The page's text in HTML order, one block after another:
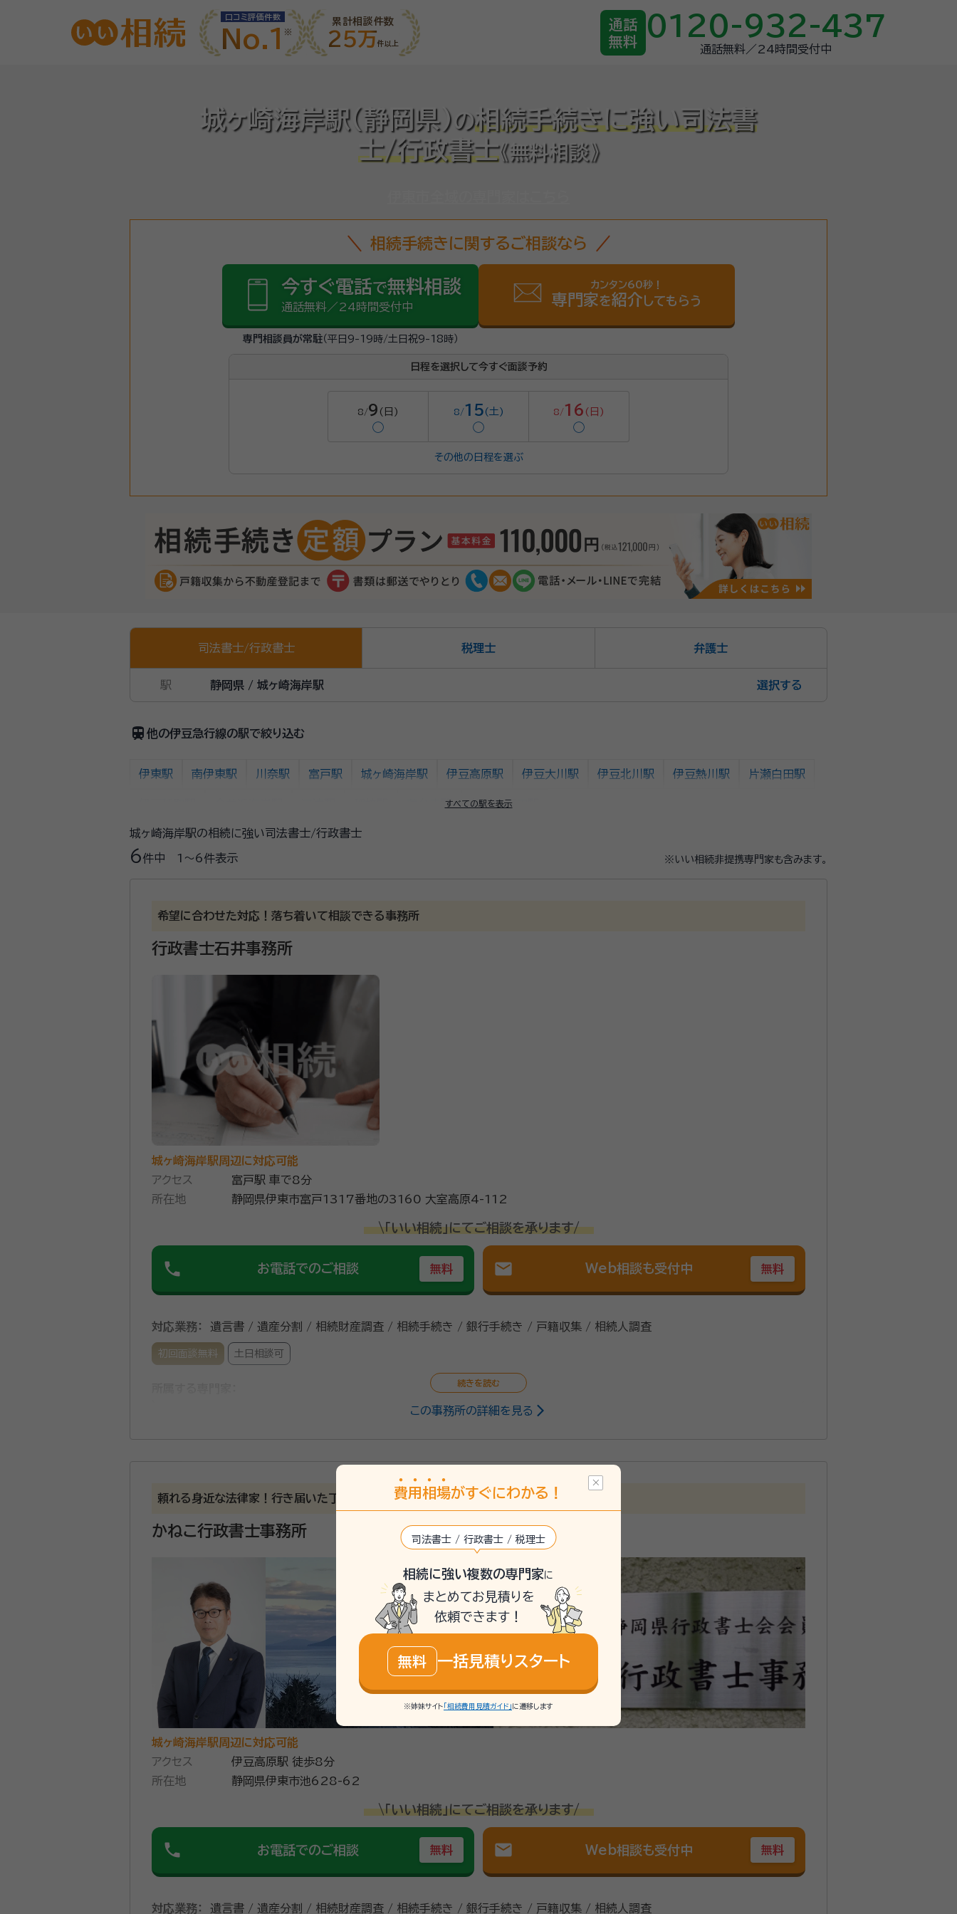
口コミ評価件数
No.1
累計相談件数
25万件以上
通話
無料
0120-932-437
通話無料／24時間受付中
城ヶ崎海岸駅(静岡県) の相続手続きに強い司法書
士/行政書士《無料相談》
相続手続きに関するご相談なら
今すぐ電話で無料相談
通話無料／24時間受付中
専門相談員が常駐（平日9-19時/土日祝9-18時）
カンタン60秒！
専門家を紹介 してもらう
日程を選択して今すぐ面談予約
8/9 (日)
◯
8/15(土)
◯
8/16 (日)
◯
その他の日程を選ぶ
司法書士/行政書士 税理士 弁護士
駅 静岡県 / 城ヶ崎海岸駅 選択
train 他の伊豆急行線の駅で絞り込む
すべての駅を表示
伊東駅 南伊東駅 川奈駅 富戸駅 城ヶ崎海岸駅 伊豆高原駅 伊豆大川駅 伊豆北川駅 伊豆熱川駅 片瀬白田駅
蓮台寺駅 伊豆急下田駅
城ヶ崎海岸駅の相続に強い司法書士/行政書士
6件中 1〜6件表示 ※いい相続非提携専門家も含みます。
希望に合わせた対応！落ち着いて相談できる事務所
行政書士石井事務所
城ヶ崎海岸駅周辺に対応可能
アクセス
富戸駅 車で8分
所在地
静岡県伊東市富戸1317番地の3160 大室高原4-112
\「いい相続」にてご相談を承ります/
phone お電話でのご相談 無料 mail Web相談も受付中 無料
対応業務： 遺言書 / 遺産分割 / 相続財産調査 / 相続手続き / 銀行手続き / 戸籍収集 / 相続人調査
初回面談無料 土日相談可
など、さまざまな希望に応じた相談対応が可能です。また、どこへ相談すればいいかわからない場合にも、紹介窓口として対応し
この事務所の詳細を見る
頼れる身近な法律家！行き届いた丁寧なサポート
かねこ行政書士事務所
城ヶ崎海岸駅周辺に対応可能
アクセス
伊豆高原駅 徒歩8分
所在地
静岡県伊東市池628-62
\「いい相続」にてご相談を承ります/
phone お電話でのご相談 無料 mail Web相談も受付中 無料
対応業務： 遺言書 / 遺産分割 / 相続財産調査 / 相続手続き / 銀行手続き / 戸籍収集 / 相続人調査
費用 相場がすぐにわかる！
司法書士 / 行政書士 / 税理士
相続に強い複数の専門家に
まとめてお見積りを
依頼できます！
無料 一括見積りスタート
※姉妹サイト 「相続費用見積ガイド」 に遷移します